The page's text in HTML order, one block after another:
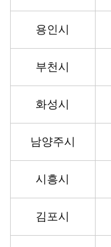
용인시
부천시
화성시
남양주시
시흥시
김포시